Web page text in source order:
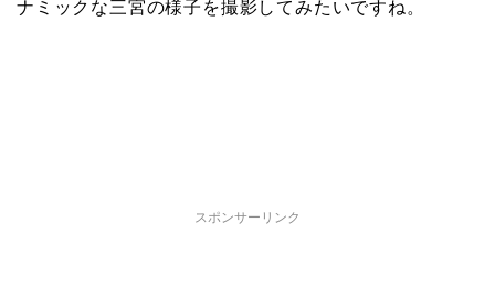
ナミックな三宮の様子を撮影してみたいですね。
スポンサーリンク